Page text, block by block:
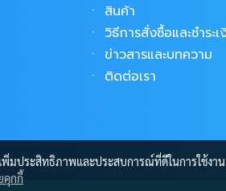
ㆍ สินค้า
ㆍ วิธีการสั่งซื้อและชำระเ
ㆍ ข่าวสารและบทความ
ㆍ ติดต่อเรา
พิ่มประสิทธิภาพและประสบการณ์ที่ดีในการใช้งา
คุกกี้